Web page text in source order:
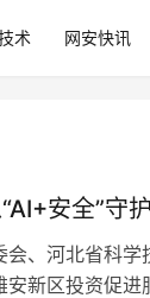
术 网安快讯
安全”守护
、河北省科
新区投资促